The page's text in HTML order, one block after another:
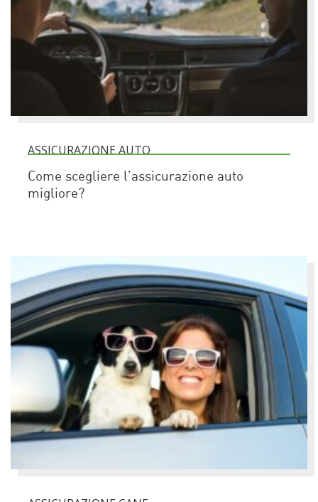
ASSICURAZIONE AUTO
Come scegliere l’assicurazione auto
migliore?